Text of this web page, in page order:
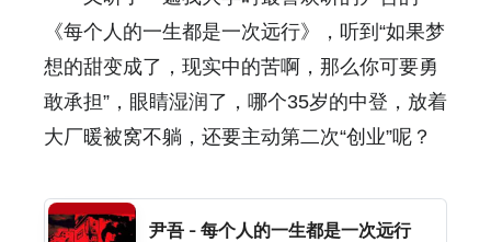
《每个人的一生都是一次远行》，听到“如果梦
想的甜变成了，现实中的苦啊，那么你可要勇
敢承担”，眼睛湿润了，哪个35岁的中登，放着
大厂暖被窝不躺，还要主动第二次“创业”呢？
尹吾 - 每个人的一生都是一次远行